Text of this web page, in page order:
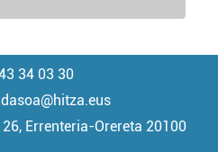
34 03 30
Errenteria-Orereta 20100